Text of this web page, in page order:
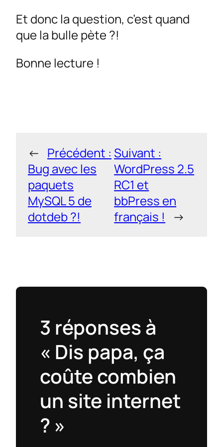
Et donc la question, c’est quand
que la bulle pète ?!
Bonne lecture !
← Précédent :
Bug avec les
paquets
MySQL 5 de
dotdeb ?!
Suivant :
WordPress 2.5
RC1 et
bbPress en
français !
→
3 réponses à
« Dis papa, ça
coûte combien
un site internet
? »